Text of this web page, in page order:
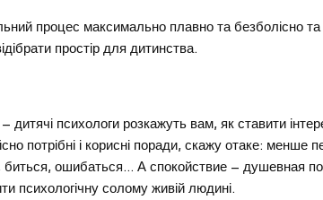
процес максимально плавно та безболісно та
простір для дитинства.
психологи розкажуть вам, як ставити
потрібні і корисні поради, скажу отаке: менше
биться, ошибаться… А спокойствие – душевная
психологічну солому живій людині.